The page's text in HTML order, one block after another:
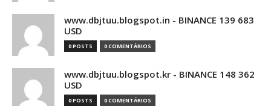
www.dbjtuu.blogspot.in - BINANCE 139 683
USD
0 POSTS 0 COMENTÁRIOS
www.dbjtuu.blogspot.kr - BINANCE 148 362
USD
0 POSTS 0 COMENTÁRIOS